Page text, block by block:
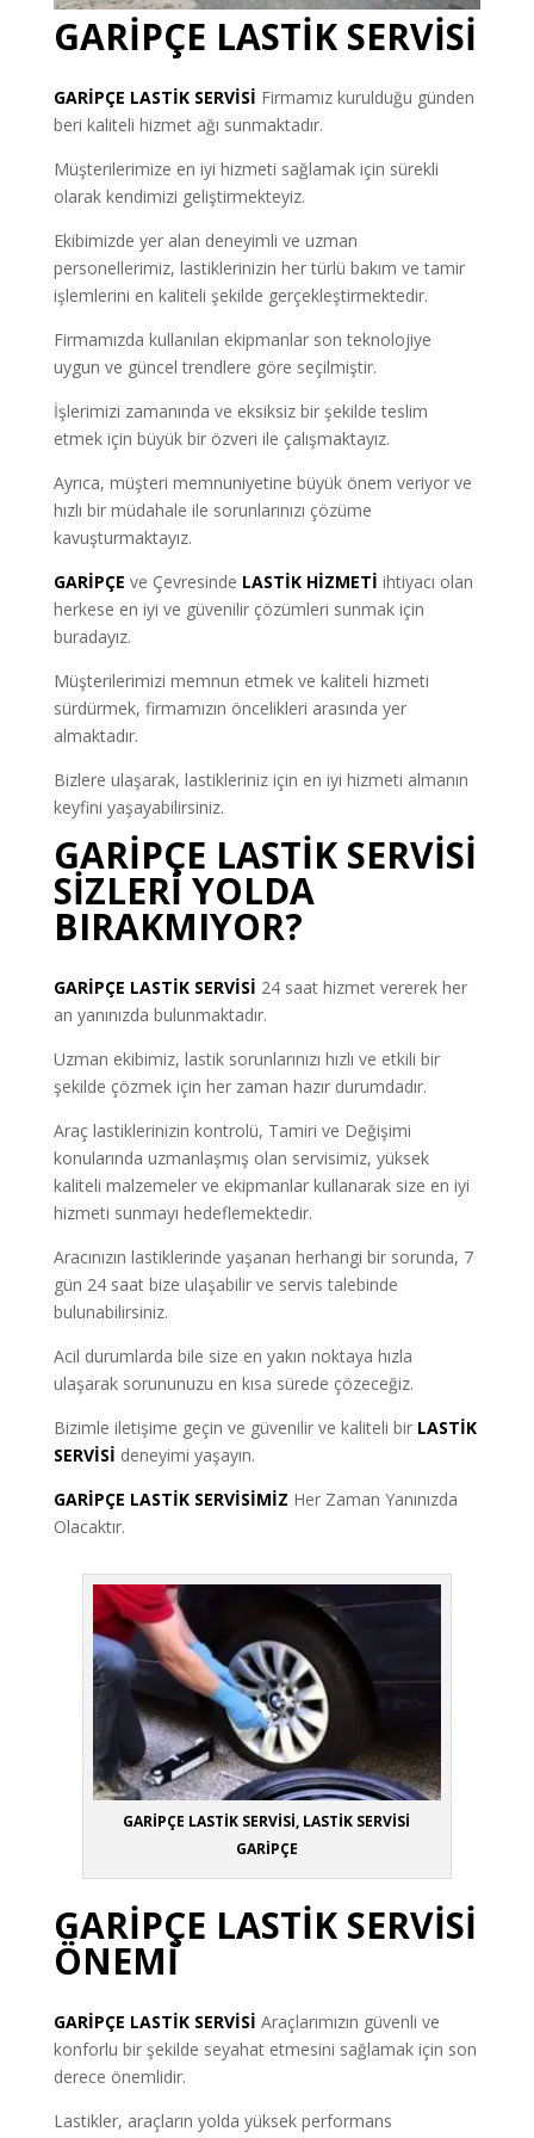
GARİPÇE LASTİK SERVİSİ
GARİPÇE LASTİK SERVİSİ Firmamız kurulduğu günden
beri kaliteli hizmet ağı sunmaktadır.
Müşterilerimize en iyi hizmeti sağlamak için sürekli
olarak kendimizi geliştirmekteyiz.
Ekibimizde yer alan deneyimli ve uzman
personellerimiz, lastiklerinizin her türlü bakım ve tamir
işlemlerini en kaliteli şekilde gerçekleştirmektedir.
Firmamızda kullanılan ekipmanlar son teknolojiye
uygun ve güncel trendlere göre seçilmiştir.
İşlerimizi zamanında ve eksiksiz bir şekilde teslim
etmek için büyük bir özveri ile çalışmaktayız.
Ayrıca, müşteri memnuniyetine büyük önem veriyor ve
hızlı bir müdahale ile sorunlarınızı çözüme
kavuşturmaktayız.
GARİPÇE ve Çevresinde LASTİK HİZMETİ ihtiyacı olan
herkese en iyi ve güvenilir çözümleri sunmak için
buradayız.
Müşterilerimizi memnun etmek ve kaliteli hizmeti
sürdürmek, firmamızın öncelikleri arasında yer
almaktadır.
Bizlere ulaşarak, lastikleriniz için en iyi hizmeti almanın
keyfini yaşayabilirsiniz.
GARİPÇE LASTİK SERVİSİ
SİZLERİ YOLDA
BIRAKMIYOR?
GARİPÇE LASTİK SERVİSİ 24 saat hizmet vererek her
an yanınızda bulunmaktadır.
Uzman ekibimiz, lastik sorunlarınızı hızlı ve etkili bir
şekilde çözmek için her zaman hazır durumdadır.
Araç lastiklerinizin kontrolü, Tamiri ve Değişimi
konularında uzmanlaşmış olan servisimiz, yüksek
kaliteli malzemeler ve ekipmanlar kullanarak size en iyi
hizmeti sunmayı hedeflemektedir.
Aracınızın lastiklerinde yaşanan herhangi bir sorunda, 7
gün 24 saat bize ulaşabilir ve servis talebinde
bulunabilirsiniz.
Acil durumlarda bile size en yakın noktaya hızla
ulaşarak sorununuzu en kısa sürede çözeceğiz.
Bizimle iletişime geçin ve güvenilir ve kaliteli bir LASTİK
SERVİSİ deneyimi yaşayın.
GARİPÇE LASTİK SERVİSİMİZ Her Zaman Yanınızda
Olacaktır.
GARİPÇE LASTİK SERVİSİ, LASTİK SERVİSİ
GARİPÇE
GARİPÇE LASTİK SERVİSİ
ÖNEMİ
GARİPÇE LASTİK SERVİSİ Araçlarımızın güvenli ve
konforlu bir şekilde seyahat etmesini sağlamak için son
derece önemlidir.
Lastikler, araçların yolda yüksek performans